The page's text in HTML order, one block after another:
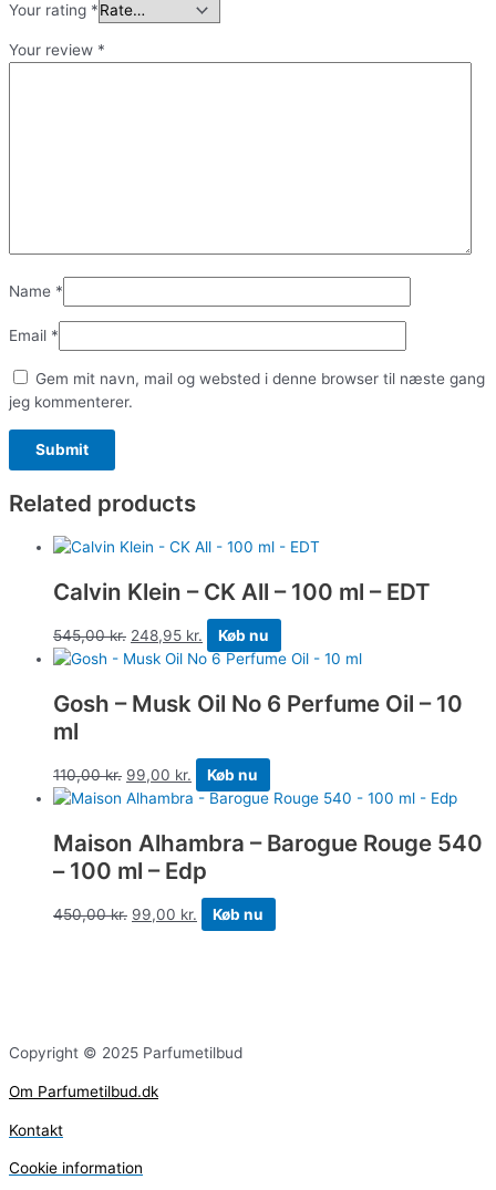
Your rating *
Your review *
Name *
Email *
Gem mit navn, mail og websted i denne browser til næste gang
jeg kommenterer.
Related products
Calvin Klein – CK All – 100 ml – EDT
545,00kr. 248,95 kr. Køb nu
Gosh – Musk Oil No 6 Perfume Oil – 10
ml
110,00kr. 99,00 kr. Køb nu
Maison Alhambra – Barogue Rouge 540
– 100 ml – Edp
450,00kr. 99,00 kr. Køb nu
Copyright © 2025 Parfumetilbud
Om Parfumetilbud.dk
Kontakt
Cookie information